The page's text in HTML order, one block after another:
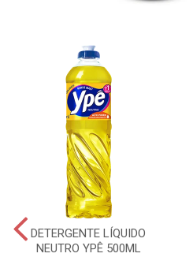
DETERGENTE LÍQUIDO
NEUTRO YPÊ 500ML